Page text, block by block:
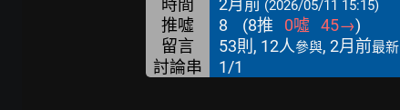
時間 2月前 (2026/05/11 15:15)
推噓 8 (8推 0噓 45→)
留言
53則, 12人參與, 2月前最新
討論串 1/1